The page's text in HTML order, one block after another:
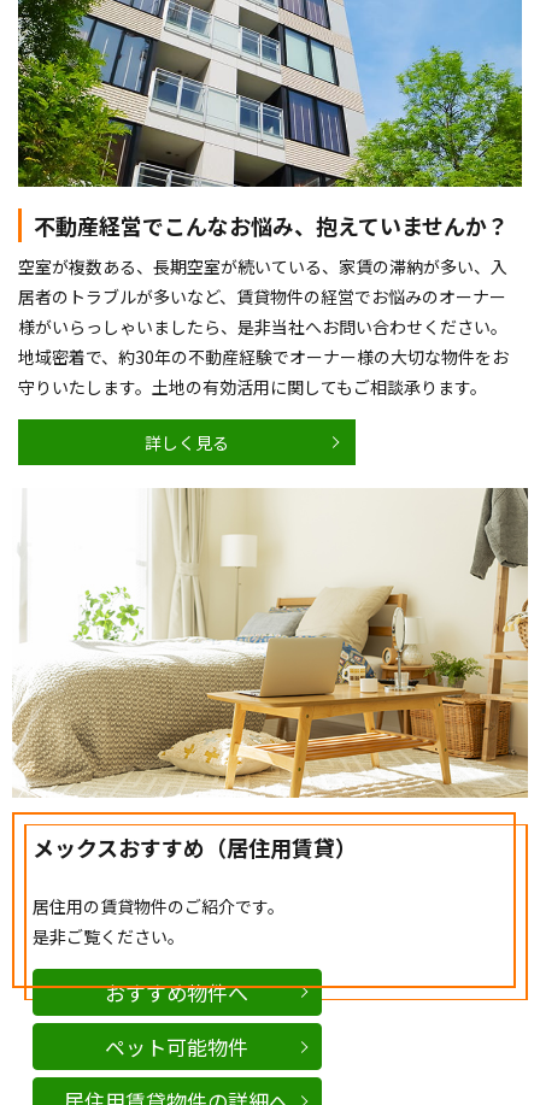
不動産経営でこんなお悩み、抱えていませんか？
空室が複数ある、長期空室が続いている、家賃の滞納が多い、入
居者のトラブルが多いなど、賃貸物件の経営でお悩みのオーナー
様がいらっしゃいましたら、是非当社へお問い合わせください。
地域密着で、約30年の不動産経験でオーナー様の大切な物件をお
守りいたします。土地の有効活用に関してもご相談承ります。
詳しく見る
メックスおすすめ（居住用賃貸）
居住用の賃貸物件のご紹介です。
是非ご覧ください。
おすすめ物件へ
ペット可能物件